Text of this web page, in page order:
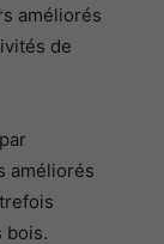
améliorés
de
améliorés
bois.